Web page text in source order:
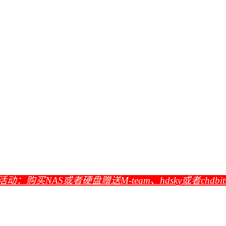
动：购买NAS或者硬盘赠送M-team、hdsky或者